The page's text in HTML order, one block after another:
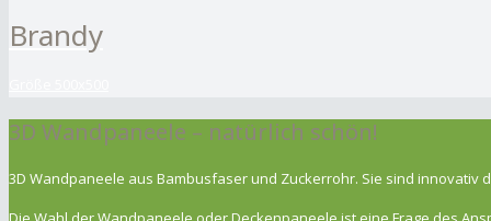
Brandy
3D Wandpaneele – natürlich schön!
3D Wandpaneele aus Bambusfaser und Zuckerrohr. Sie sind